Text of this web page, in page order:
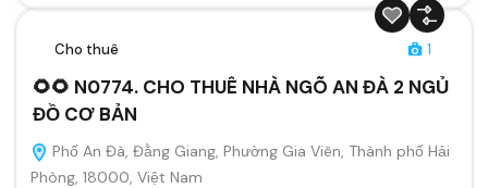
Cho thuê 1
🌻🌻 N0774. CHO THUÊ NHÀ NGÕ AN ĐÀ 2 NGỦ
ĐỒ CƠ BẢN
Phố An Đà, Đằng Giang, Phường Gia Viên, Thành phố Hải
Phòng, 18000, Việt Nam